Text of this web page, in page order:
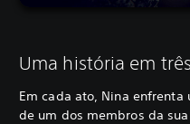
Uma história em
Em cada ato, Nina
de um dos membros da